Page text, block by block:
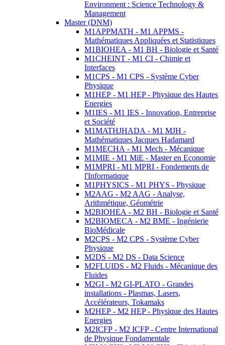
Environment : Science Technology &
Management
Master (DNM)
M1APPMATH - M1 APPMS -
Mathématiques Appliquées et Statistiques
M1BIOHEA - M1 BH - Biologie et Santé
M1CHEINT - M1 CI - Chimie et
Interfaces
M1CPS - M1 CPS - Système Cyber
Physique
M1HEP - M1 HEP - Physique des Hautes
Energies
M1IES - M1 IES - Innovation, Entreprise
et Société
M1MATHJHADA - M1 MJH -
Mathématiques Jacques Hadamard
M1MECHA - M1 Mech - Mécanique
M1MIE - M1 MiE - Master en Economie
M1MPRI - M1 MPRI - Fondements de
l'Informatique
M1PHYSICS - M1 PHYS - Physique
M2AAG - M2 AAG - Analyse,
Arithmétique, Géométrie
M2BIOHEA - M2 BH - Biologie et Santé
M2BIOMECA - M2 BME - Ingénierie
BioMédicale
M2CPS - M2 CPS - Système Cyber
Physique
M2DS - M2 DS - Data Science
M2FLUIDS - M2 Fluids - Mécanique des
Fluides
M2GI - M2 GI-PLATO - Grandes
installations - Plasmas, Lasers,
Accélérateurs, Tokamaks
M2HEP - M2 HEP - Physique des Hautes
Energies
M2ICFP - M2 ICFP - Centre International
de Physique Fondamentale